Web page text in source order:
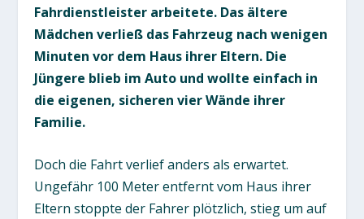
Fahrdienstleister arbeitete. Das ältere
Mädchen verließ das Fahrzeug nach wenigen
Minuten vor dem Haus ihrer Eltern. Die
Jüngere blieb im Auto und wollte einfach in
die eigenen, sicheren vier Wände ihrer
Familie.
Doch die Fahrt verlief anders als erwartet.
Ungefähr 100 Meter entfernt vom Haus ihrer
Eltern stoppte der Fahrer plötzlich, stieg um auf